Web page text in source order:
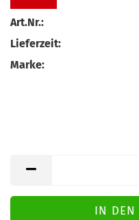
Art.Nr.:
Lieferzeit:
Marke: